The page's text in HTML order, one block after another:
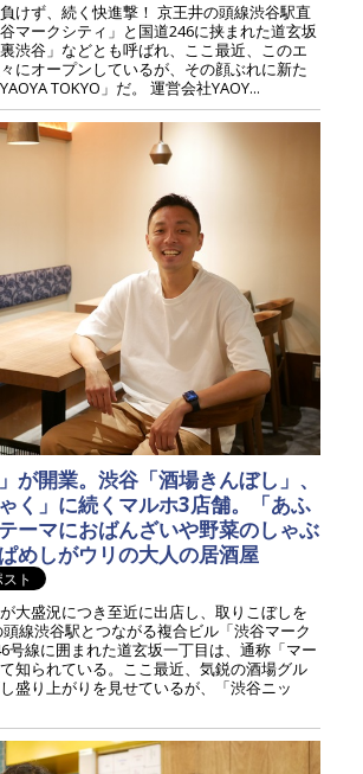
けず、続く快進撃！ 京王井の頭線渋谷駅直
マークシティ」と国道246に挟まれた道玄坂
渋谷」などとも呼ばれ、ここ最近、このエ
にオープンしているが、その顔ぶれに新た
TOKYO」だ。 運営会社YAOY...
が開業。渋谷「酒場きんぼし」、
く」に続くマルホ3店舗。「あふ
ーマにおばんざいや野菜のしゃぶ
めしがウリの大人の居酒屋
大盛況につき至近に出店し、取りこぼしを
線渋谷駅とつながる複合ビル「渋谷マーク
号線に囲まれた道玄坂一丁目は、通称「マー
知られている。ここ最近、気鋭の酒場グル
盛り上がりを見せているが、「渋谷ニッ